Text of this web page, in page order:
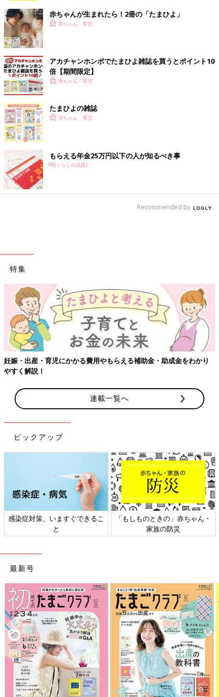
赤ちゃんが生まれたら！2冊の「たまひよ」
赤ちゃん・育児
アカチャンホンポでたまひよ雑誌を買うとポイント10
倍【期間限定】
赤ちゃん・育児
たまひよの雑誌
赤ちゃん・育児
もらえる年金25万円以下の人が知るべき事
PR(くらしの話題)
Recommended by
特集
【ワクチン接種できるものも】妊婦の感染症対策、知っておいて！
連載一覧へ
ピックアップ
日本外来小児科学会リーフレッ
ト検討会
六星占術 細木かおりさんの人生
相談
最新号